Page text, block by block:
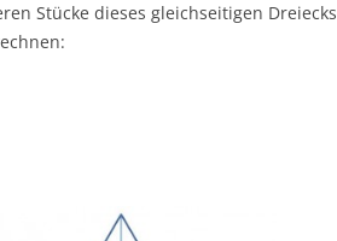
Stücke dieses gleichseitigen Dreiecks